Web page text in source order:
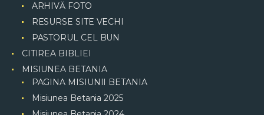
ARHIVǍ FOTO
RESURSE SITE VECHI
PASTORUL CEL BUN
CITIREA BIBLIEI
MISIUNEA BETANIA
PAGINA MISIUNII BETANIA
Misiunea Betania 2025